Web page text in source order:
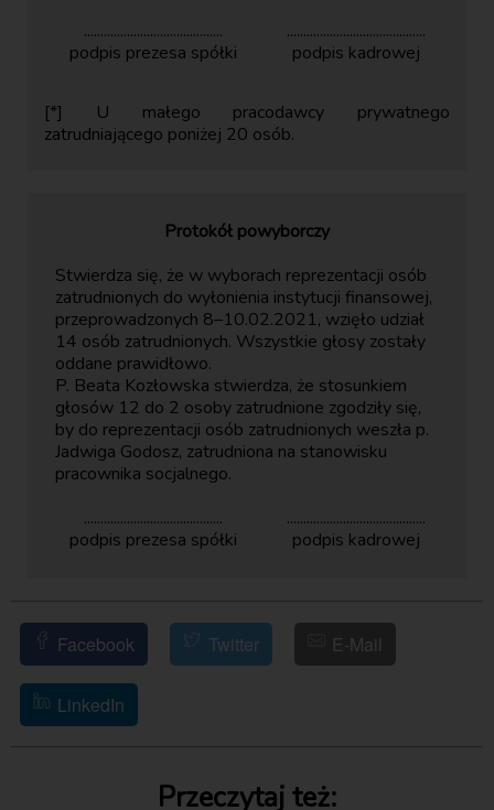
..........................................
podpis prezesa spółki
..........................................
podpis kadrowej
[*] U małego pracodawcy prywatnego
zatrudniającego poniżej 20 osób.
Protokół powyborczy
Stwierdza się, że w wyborach reprezentacji osób
zatrudnionych do wyłonienia instytucji finansowej,
przeprowadzonych 8–10.02.2021, wzięło udział
14 osób zatrudnionych. Wszystkie głosy zostały
oddane prawidłowo.
P. Beata Kozłowska stwierdza, że stosunkiem
głosów 12 do 2 osoby zatrudnione zgodziły się,
by do reprezentacji osób zatrudnionych weszła p.
Jadwiga Godosz, zatrudniona na stanowisku
pracownika socjalnego.
..........................................
podpis prezesa spółki
..........................................
podpis kadrowej
Facebook Twitter E-Mail
LinkedIn
Przeczytaj też: